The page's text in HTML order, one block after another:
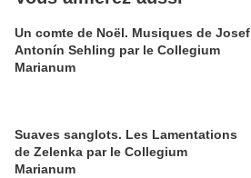
Un comte de Noël. Musiques de Josef
Antonín Sehling par le Collegium
Marianum
Suaves sanglots. Les Lamentations
de Zelenka par le Collegium
Marianum